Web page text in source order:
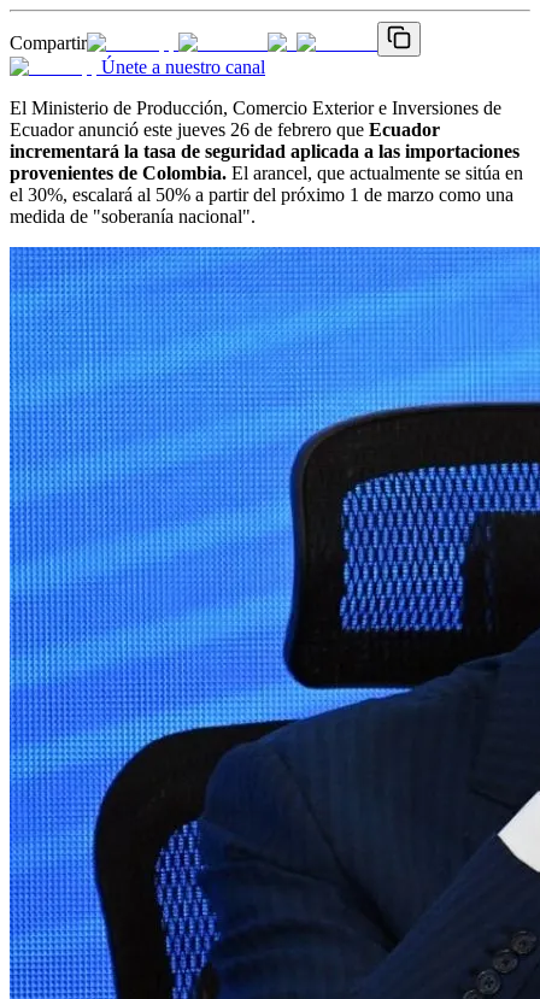
Compartir
Únete a nuestro canal
El Ministerio de Producción, Comercio Exterior e Inversiones de
Ecuador anunció este jueves 26 de febrero que Ecuador
incrementará la tasa de seguridad aplicada a las importaciones
provenientes de Colombia. El arancel, que actualmente se sitúa en
el 30%, escalará al 50% a partir del próximo 1 de marzo como una
medida de "soberanía nacional".